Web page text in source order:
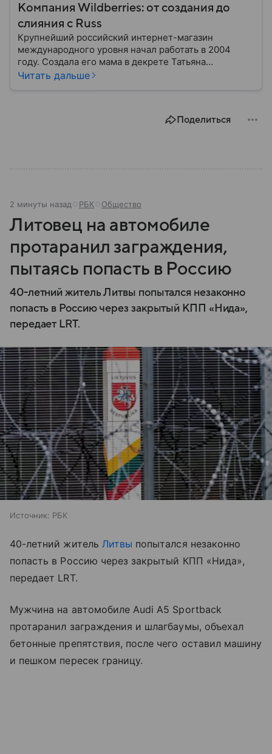
Компания Wildberries: от создания до
слияния с Russ
Крупнейший российский интернет-магазин
международного уровня начал работать в 2004
году. Создала его мама в декрете Татьяна
Бакальчук. Сегодня владелица Wildberries — одна
Читать дальше
Поделиться
2 минуты назад РБК Общество
Литовец на автомобиле
протаранил заграждения,
пытаясь попасть в Россию
40-летний житель Литвы попытался незаконно
попасть в Россию через закрытый КПП «Нида»,
передает LRT.
Источник: РБК
40-летний житель Литвы попытался незаконно
попасть в Россию через закрытый КПП «Нида»,
передает LRT.
Мужчина на автомобиле Audi A5 Sportback
протаранил заграждения и шлагбаумы, объехал
бетонные препятствия, после чего оставил машину
и пешком пересек границу.